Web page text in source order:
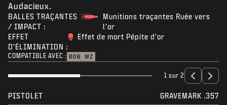
Audacieux.
BALLES TRAÇANTES
/ IMPACT :
Munitions traçantes Ruée vers
l'or
EFFET
D'ÉLIMINATION :
Effet de mort Pépite d'or
COMPATIBLE AVEC : BO6 WZ
1 sur 2
PISTOLET GRAVEMARK .357